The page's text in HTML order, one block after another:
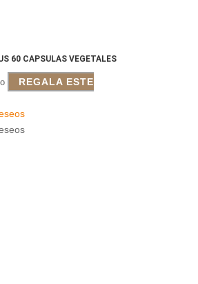
60 CAPSULAS VEGETALES
REGALA ESTE